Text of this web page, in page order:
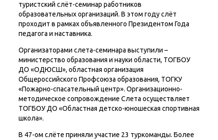
туристский слёт-семинар работников
образовательных организаций. В этом году слёт
проходит в рамках объявленного Президентом Года
педагога и наставника.
Организаторами слета-семинара выступили –
министерство образования и науки области, ТОГБОУ
ДО «ОДЮСШ», областная организация
Общероссийского Профсоюза образования, ТОГКУ
«Пожарно-спасательный центр». Организационно-
методическое сопровождение Слета осуществляет
ТОГБОУ ДО «Областная детско-юношеская спортивная
школа».
В 47-ом слёте приняли участие 23 туркоманды. Более